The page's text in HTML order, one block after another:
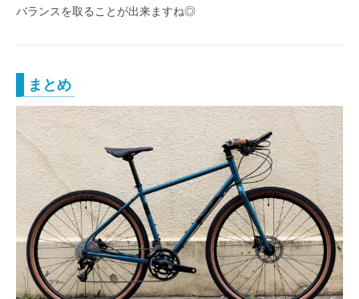
バランスを取ることが出来ますね◎
まとめ